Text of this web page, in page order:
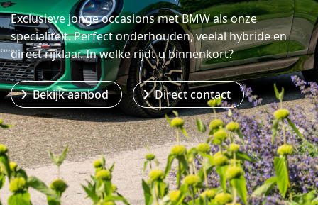
Schoolstraat 5A
4194 TG Meteren Nederland
Exclusieve jonge occasions met BMW als onze
specialiteit. Perfect onderhouden, veelal hybride en
direct rijklaar. In welke rijdt u binnenkort?
Bekijk aanbod Direct contact